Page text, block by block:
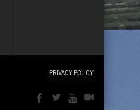
PRIVACY POLICY